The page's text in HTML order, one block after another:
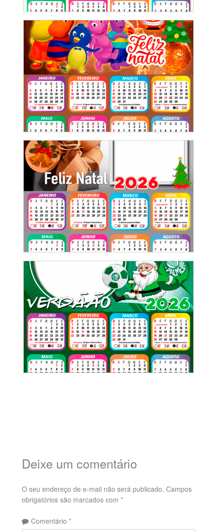
Deixe um comentário
O seu endereço de e-mail não será publicado. Campos
obrigatórios são marcados com *
Comentário *